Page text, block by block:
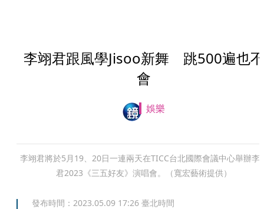
李翊君跟風學Jisoo新舞 跳500遍也不
會
娛樂
李翊君將於5月19、20日一連兩天在TICC台北國際會議中心舉辦李
君2023《三五好友》演唱會。（寬宏藝術提供）
發布時間： 2023.05.09 17:26 臺北時間